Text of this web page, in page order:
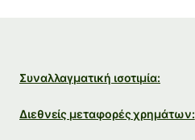
Συναλλαγματική ισοτιμία:
Διεθνείς μεταφορές χρημάτων: